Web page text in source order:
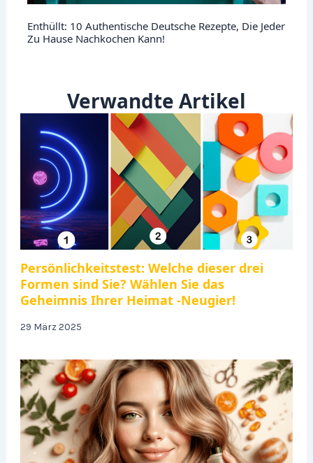
Enthüllt: 10 Authentische Deutsche Rezepte, Die Jeder
Zu Hause Nachkochen Kann!
Verwandte Artikel
Persönlichkeitstest: Welche dieser drei
Formen sind Sie? Wählen Sie das
Geheimnis Ihrer Heimat -Neugier!
29 März 2025